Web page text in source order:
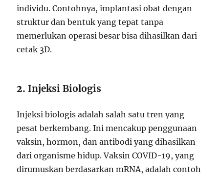
individu. Contohnya, implantasi obat dengan
struktur dan bentuk yang tepat tanpa
memerlukan operasi besar bisa dihasilkan dari
cetak 3D.
2.Injeksi Biologis
Injeksi biologis adalah salah satu tren yang
pesat berkembang. Ini mencakup penggunaan
vaksin, hormon, dan antibodi yang dihasilkan
dari organisme hidup. Vaksin COVID-19, yang
dirumuskan berdasarkan mRNA, adalah contoh